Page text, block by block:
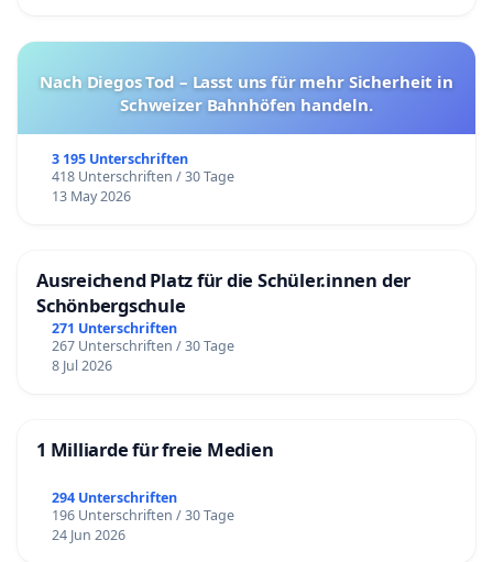
Nach Diegos Tod – Lasst uns für mehr Sicherheit in
Schweizer Bahnhöfen handeln.
3 195 Unterschriften
418 Unterschriften / 30 Tage
13 May 2026
Ausreichend Platz für die Schüler.innen der
Schönbergschule
271 Unterschriften
267 Unterschriften / 30 Tage
8 Jul 2026
1 Milliarde für freie Medien
294 Unterschriften
196 Unterschriften / 30 Tage
24 Jun 2026